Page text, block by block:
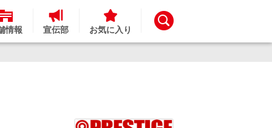
情報 宣伝部 お気に入り